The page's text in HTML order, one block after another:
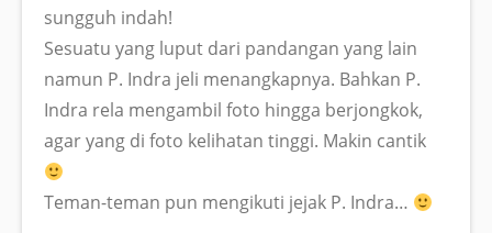
sungguh indah!
Sesuatu yang luput dari pandangan yang lain
namun P. Indra jeli menangkapnya. Bahkan P.
Indra rela mengambil foto hingga berjongkok,
agar yang di foto kelihatan tinggi. Makin cantik
Teman-teman pun mengikuti jejak P. Indra…